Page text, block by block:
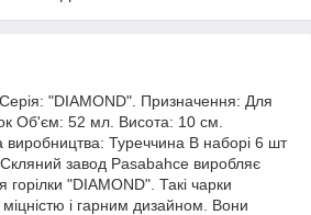
"DIAMOND". Призначення: Для
Об'єм: 52 мл. Висота: 10 см.
виробництва: Туреччина В наборі 6 шт
завод Pasabahce виробляє
горілки "DIAMOND". Такі чарки
і гарним дизайном. Вони